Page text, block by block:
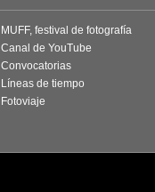
MUFF, festival de fotografía
Canal de YouTube
Convocatorias
Líneas de tiempo
Fotoviaje